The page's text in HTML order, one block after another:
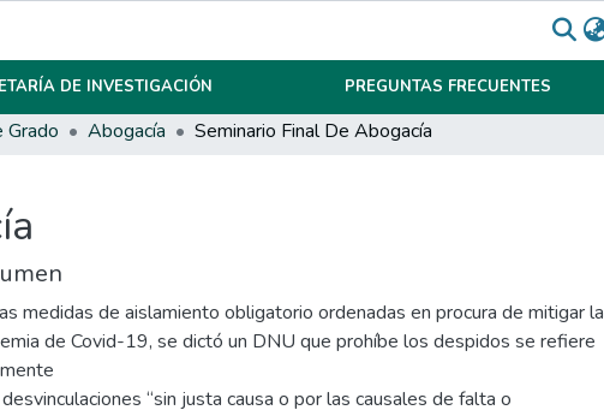
DE INVESTIGACIÓN PREGUNTAS FRECUENTES
Grado Abogacía Seminario Final De Abogacía
medidas de aislamiento obligatorio ordenadas en procura de mitigar la
de Covid-19, se dictó un DNU que prohíbe los despidos se refiere
“sin justa causa o por las causales de falta o